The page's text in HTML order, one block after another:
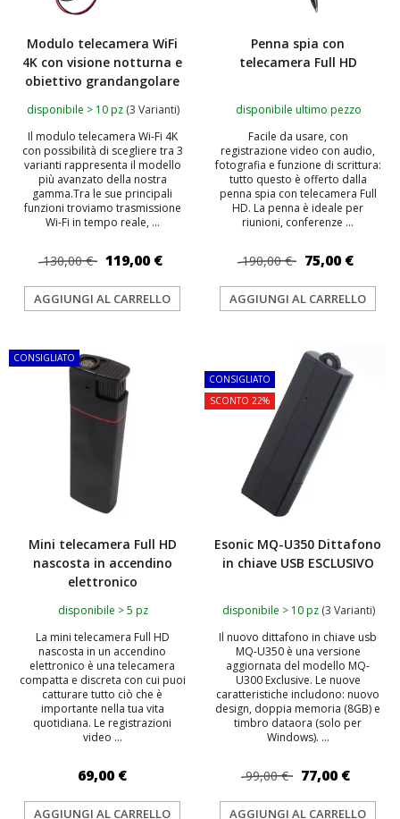
Modulo telecamera WiFi
4K con visione notturna e
obiettivo grandangolare
disponibile > 10 pz (3 Varianti)
Il modulo telecamera Wi-Fi 4K
con possibilità di scegliere tra 3
varianti rappresenta il modello
più avanzato della nostra
gamma.Tra le sue principali
funzioni troviamo trasmissione
Wi-Fi in tempo reale, ...
130,00 € 119,00 €
AGGIUNGI AL CARRELLO
Penna spia con
telecamera Full HD
disponibile ultimo pezzo
Facile da usare, con
registrazione video con audio,
fotografia e funzione di scrittura:
tutto questo è offerto dalla
penna spia con telecamera Full
HD. La penna è ideale per
riunioni, conferenze ...
190,00 € 75,00 €
AGGIUNGI AL CARRELLO
CONSIGLIATO
Mini telecamera Full HD
nascosta in accendino
elettronico
disponibile > 5 pz
La mini telecamera Full HD
nascosta in un accendino
elettronico è una telecamera
compatta e discreta con cui puoi
catturare tutto ciò che è
importante nella tua vita
quotidiana. Le registrazioni
video ...
69,00 €
AGGIUNGI AL CARRELLO
CONSIGLIATO
SCONTO 22%
Esonic MQ-U350 Dittafono
in chiave USB ESCLUSIVO
disponibile > 10 pz (3 Varianti)
Il nuovo dittafono in chiave usb
MQ-U350 è una versione
aggiornata del modello MQ-
U300 Exclusive. Le nuove
caratteristiche includono: nuovo
design, doppia memoria (8GB) e
timbro dataora (solo per
Windows). ...
99,00 € 77,00 €
AGGIUNGI AL CARRELLO